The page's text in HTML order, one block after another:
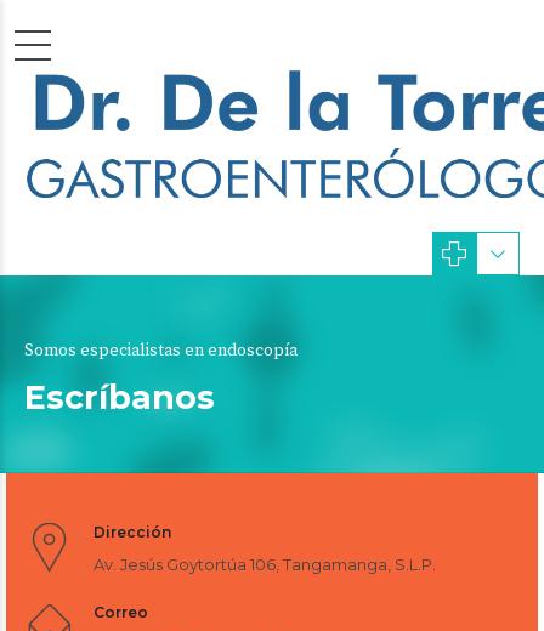
Somos especialistas en endoscopía
Escríbanos
Dirección
Av. Jesús Goytortúa 106, Tangamanga, S.L.P.
Correo